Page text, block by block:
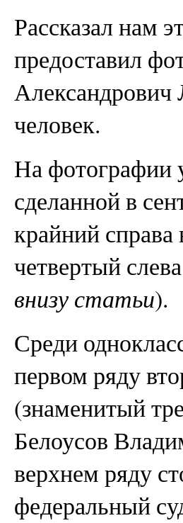
Рассказал нам
предоставил
человек.
На фотографии
сделанной в
крайний
четвертый
внизу статьи).
Среди
первом ряду
(знаменитый
Белоусов
верхнем ряду
федеральный